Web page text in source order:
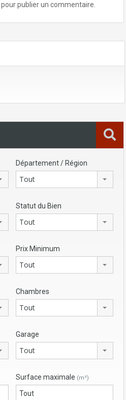
pour publier un commentaire.
Département / Région
Tout
Statut du Bien
Tout
Prix Minimum
Tout
Chambres
Tout
Garage
Tout
Surface maximale (m²)